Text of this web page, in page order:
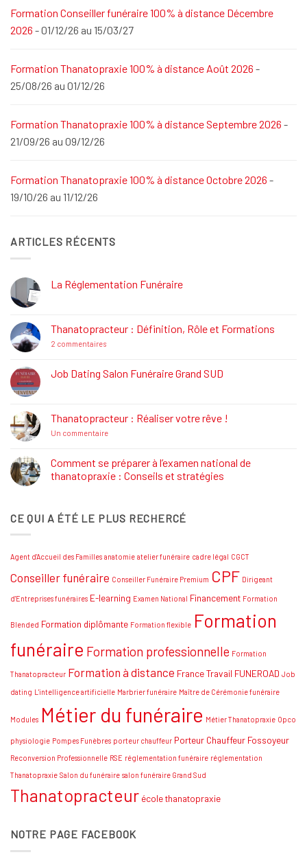
Formation Conseiller funéraire 100% à distance Décembre
2026 - 01/12/26 au 15/03/27
Formation Thanatopraxie 100% à distance Août 2026 -
25/08/26 au 01/12/26
Formation Thanatopraxie 100% à distance Septembre 2026 -
21/09/26 au 09/12/26
Formation Thanatopraxie 100% à distance Octobre 2026 -
19/10/26 au 11/12/26
ARTICLES RÉCENTS
La Réglementation Funéraire
La
Réglementation
Funéraire
Thanatopracteur : Définition, Rôle et Formations
2 commentairessur
Définition,
Rôle
Job Dating Salon Funéraire Grand SUD
Job
Dating
Salon
SUD
Thanatopracteur : Réaliser votre rêve !
Un commentairesur
Réaliser
votre
rêve
Comment se préparer à l’examen national de
thanatopraxie : Conseils et stratégies
Comment
se
national
thanatopraxie
Conseils
CE QUI A ÉTÉ LE PLUS RECHERCÉ
Agent d'Accueil des Familles anatomie atelier funéraire cadre légal CGCT
Conseiller funéraire Conseiller Funéraire Premium CPF Dirigeant
d'Entreprises funéraires E-learning Examen National Financement Formation
Blended Formation diplômante Formation flexible Formation
funéraire Formation professionnelle Formation
Thanatopracteur Formation à distance France Travail FUNEROAD Job
dating L'intelligence artificielle Marbrier funéraire Maître de Cérémonie funéraire
Modules Métier du funéraire Métier Thanatopraxie Opco
physiologie Pompes Funèbres porteur chauffeur Porteur Chauffeur Fossoyeur
Reconversion Professionnelle RSE réglementation funéraire réglementation
Thanatopraxie Salon du funéraire salon funéraire Grand Sud
Thanatopracteur école thanatopraxie
NOTRE PAGE FACEBOOK